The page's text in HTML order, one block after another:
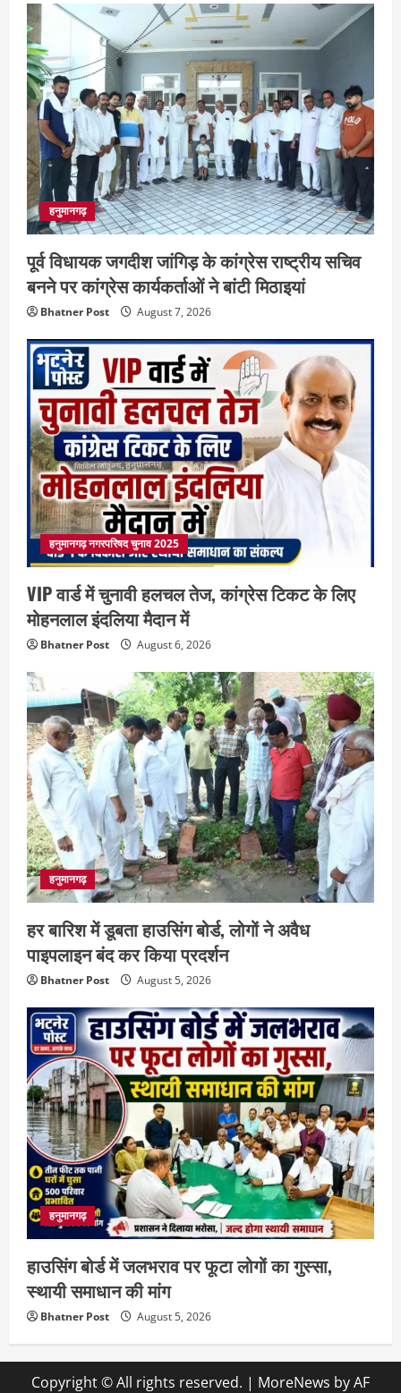
हनुमानगढ़
पूर्व विधायक जगदीश जांगिड़ के कांग्रेस राष्ट्रीय सचिव
बनने पर कांग्रेस कार्यकर्ताओं ने बांटी मिठाइयां
Bhatner Post August 7, 2026
हनुमानगढ़ नगरपरिषद चुनाव 2025
VIP वार्ड में चुनावी हलचल तेज, कांग्रेस टिकट के लिए
मोहनलाल इंदलिया मैदान में
Bhatner Post August 6, 2026
हनुमानगढ़
हर बारिश में डूबता हाउसिंग बोर्ड, लोगों ने अवैध
पाइपलाइन बंद कर किया प्रदर्शन
Bhatner Post August 5, 2026
हनुमानगढ़
हाउसिंग बोर्ड में जलभराव पर फूटा लोगों का गुस्सा,
स्थायी समाधान की मांग
Bhatner Post August 5, 2026
Copyright © All rights reserved. | MoreNews by AF